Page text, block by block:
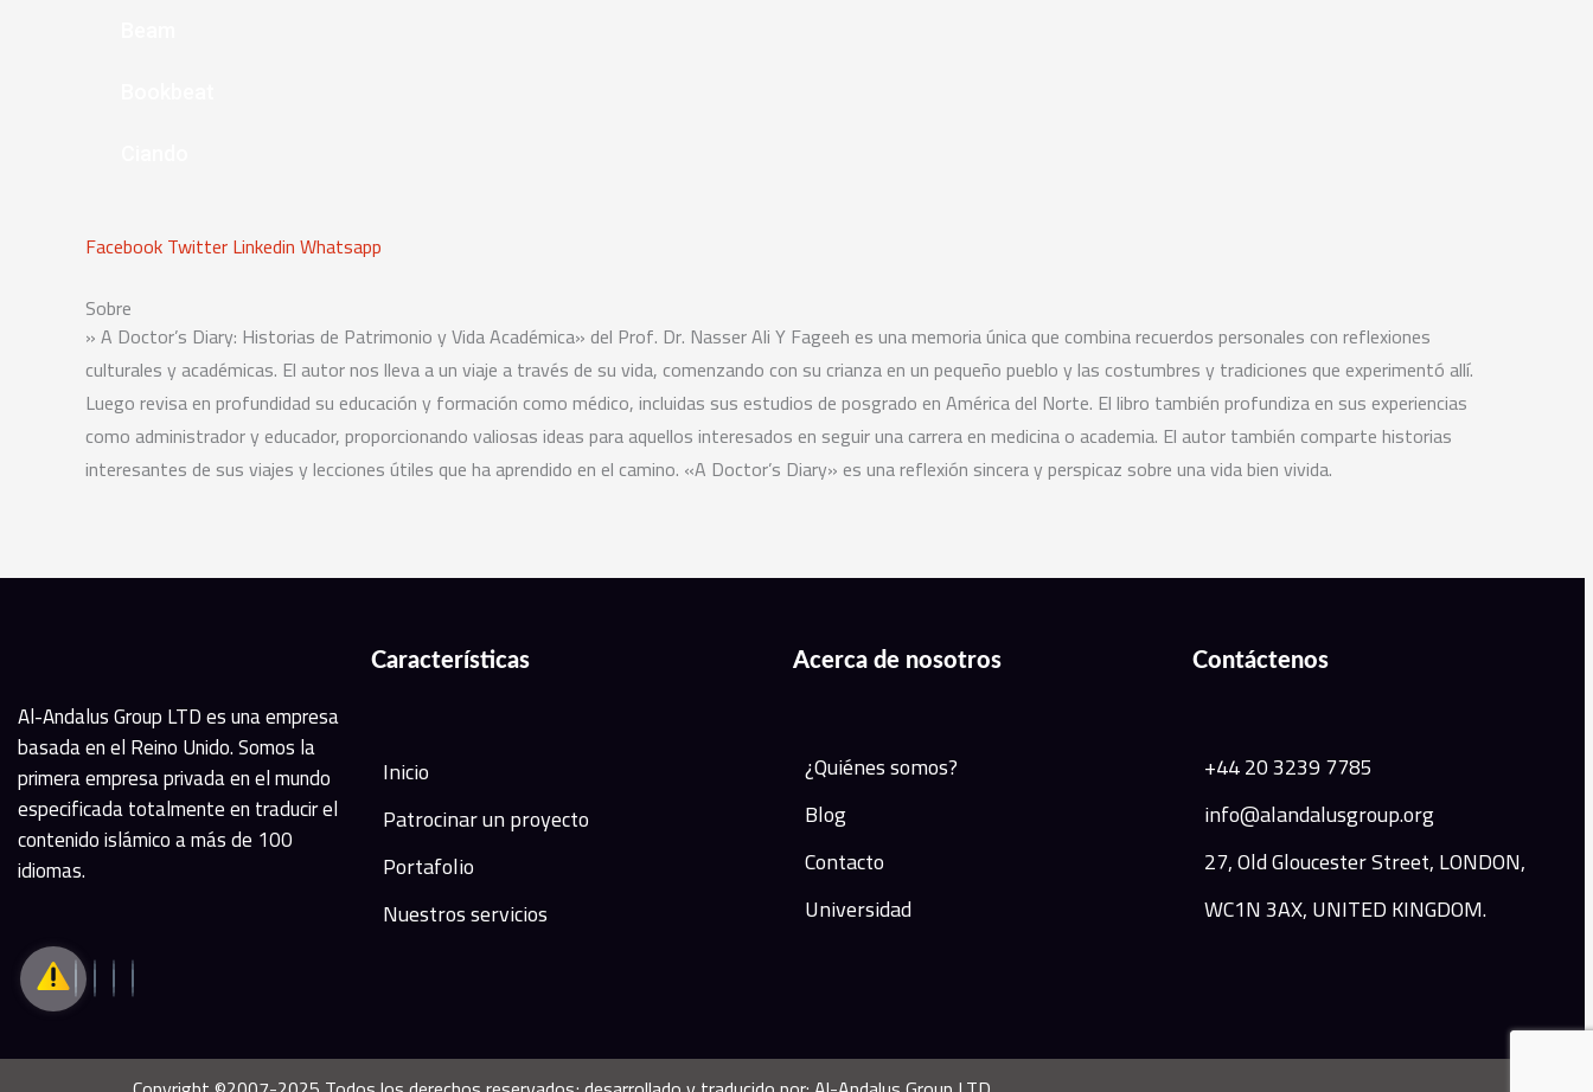
FacebookTwitterLinkedinWhatsapp
Sobre
» A Doctor’s Diary: Historias de Patrimonio y Vida Académica» del Prof. Dr. Nasser Ali Y Fageeh es una memoria única que combina recuerdos personales con reflexiones
culturales y académicas. El autor nos lleva a un viaje a través de su vida, comenzando con su crianza en un pequeño pueblo y las costumbres y tradiciones que experimentó allí.
Luego revisa en profundidad su educación y formación como médico, incluidas sus estudios de posgrado en América del Norte. El libro también profundiza en sus experiencias
como administrador y educador, proporcionando valiosas ideas para aquellos interesados en seguir una carrera en medicina o academia. El autor también comparte historias
interesantes de sus viajes y lecciones útiles que ha aprendido en el camino. «A Doctor’s Diary» es una reflexión sincera y perspicaz sobre una vida bien vivida.
Al-Andalus Group LTD es una empresa
basada en el Reino Unido. Somos la
primera empresa privada en el mundo
especificada totalmente en traducir el
contenido islámico a más de 100
idiomas.
Características
Inicio
Patrocinar un proyecto
Portafolio
Nuestros servicios
Acerca de nosotros
¿Quiénes somos?
Blog
Contacto
Universidad
Contáctenos
+44 20 3239 7785
info@alandalusgroup.org
27, Old Gloucester Street, LONDON,
WC1N 3AX, UNITED KINGDOM.